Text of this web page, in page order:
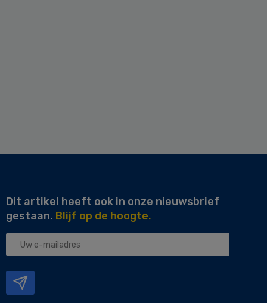
Dit artikel heeft ook in onze nieuwsbrief
gestaan. Blijf op de hoogte.
Uw